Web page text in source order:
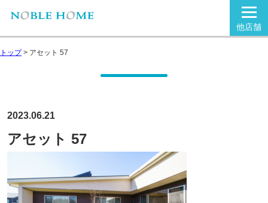
他店舗
トップ> アセット 57
2023.06.21
アセット 57